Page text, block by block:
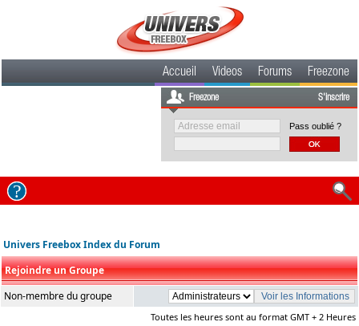
Accueil Videos Forums Freezone
Freezone S'inscrire
Pass oublié ?
Univers Freebox Index du Forum
Rejoindre un Groupe
Non-membre du groupe
Toutes les heures sont au format GMT + 2 Heures